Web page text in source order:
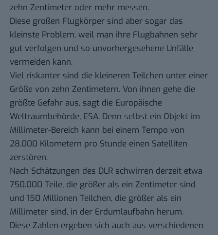
zehn Zentimeter oder mehr messen.
Diese großen Flugkörper sind aber sogar das
kleinste Problem, weil man ihre Flugbahnen sehr
gut verfolgen und so unvorhergesehene Unfälle
vermeiden kann.
Viel riskanter sind die kleineren Teilchen unter einer
Größe von zehn Zentimetern. Von ihnen gehe die
größte Gefahr aus, sagt die Europäische
Weltraumbehörde, ESA. Denn selbst ein Objekt im
Millimeter-Bereich kann bei einem Tempo von
28.000 Kilometern pro Stunde einen Satelliten
zerstören.
Nach Schätzungen des DLR schwirren derzeit etwa
750.000 Teile, die größer als ein Zentimeter sind
und 150 Millionen Teilchen, die größer als ein
Millimeter sind, in der Erdumlaufbahn herum.
Diese Zahlen ergeben sich auch aus verschiedenen